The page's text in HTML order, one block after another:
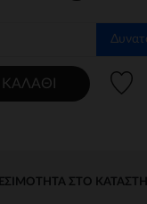
ΣΤΟ